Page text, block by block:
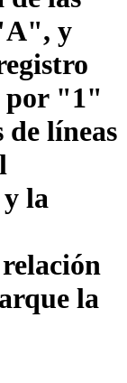
y
por "1"
líneas
la
la